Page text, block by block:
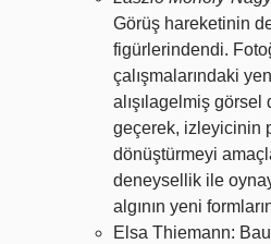
Görüş hareketinin
figürlerindendi.
çalışmalarındaki
alışılagelmiş
geçerek, izleyicinin
dönüştürmeyi
deneysellik ile
algının yeni
Elsa Thiemann: